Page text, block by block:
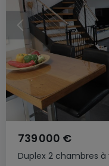
Duplex 2 chambres à
739 000 €